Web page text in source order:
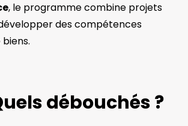
, le programme combine projets
des compétences
débouchés ?